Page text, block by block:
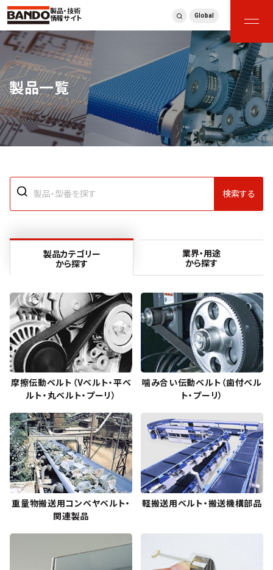
製品・技術
情報サイト
Global
製品一覧
検索する
製品カテゴリー
から探す
業界・用途
から探す
摩擦伝動ベルト（Vベルト・平ベ
ルト・丸ベルト・プーリ）
噛み合い伝動ベルト（歯付ベル
ト・プーリ）
重量物搬送用コンベヤベルト・
関連製品
軽搬送用ベルト・搬送機構部品